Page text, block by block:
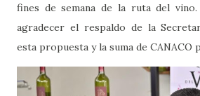
fines de semana de la ruta del
agradecer el respaldo de la
esta propuesta y la suma de CANACO